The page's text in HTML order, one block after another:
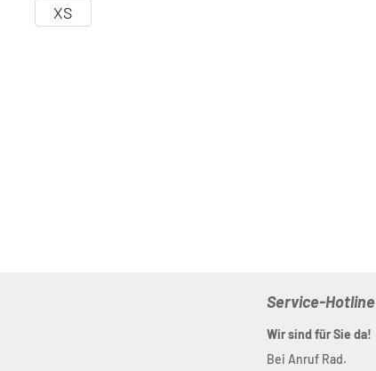
XS
Service-Hotline
Wir sind für Sie da!
Bei Anruf Rad.